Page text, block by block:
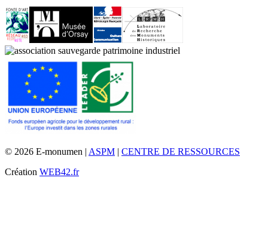
© 2026 E-monumen | ASPM | CENTRE DE RESSOURCES
Création WEB42.fr